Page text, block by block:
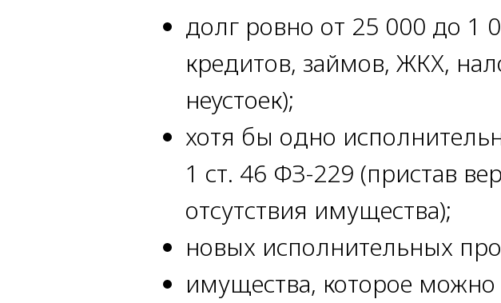
долг ровно от 25 000 до 1
кредитов, займов, ЖКХ,
неустоек);
хотя бы одно
1 ст. 46 ФЗ-229 (пристав
отсутствия имущества);
новых исполнительных
имущества, которое можно